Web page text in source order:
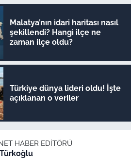
Malatya’nın idari haritası nasıl
şekillendi? Hangi ilçe ne
zaman ilçe oldu?
Türkiye dünya lideri oldu! İşte
açıklanan o veriler
HABER EDITÖRÜ